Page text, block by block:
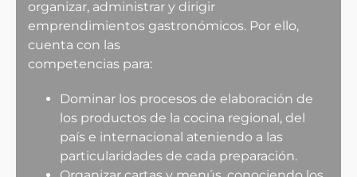
organizar, administrar y dirigir
emprendimientos gastronómicos. Por ello,
cuenta con las
competencias para:
Dominar los procesos de elaboración de
los productos de la cocina regional, del
país e internacional ateniendo a las
particularidades de cada preparación.